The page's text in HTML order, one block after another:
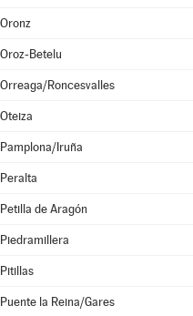
Oronz
Oroz-Betelu
Orreaga/Roncesvalles
Oteiza
Pamplona/Iruña
Peralta
Petilla de Aragón
Piedramillera
Pitillas
Puente la Reina/Gares